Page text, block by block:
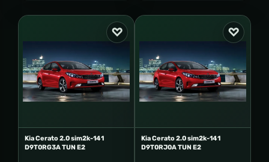
Kia Cerato 2.0 sim2k-141
D9T0RG3A TUN E2
Kia Cerato 2.0 sim2k-141
D9T0RJ0A TUN E2